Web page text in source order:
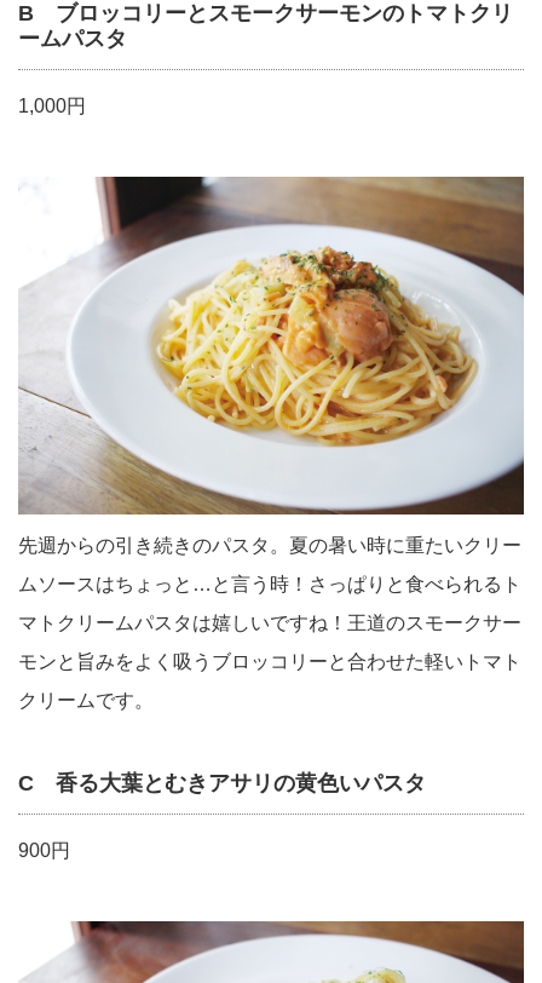
B ブロッコリーとスモークサーモンのトマトクリ
ームパスタ
1,000円
先週からの引き続きのパスタ。夏の暑い時に重たいクリー
ムソースはちょっと…と言う時！さっぱりと食べられるト
マトクリームパスタは嬉しいですね！王道のスモークサー
モンと旨みをよく吸うブロッコリーと合わせた軽いトマト
クリームです。
C 香る大葉とむきアサリの黄色いパスタ
900円